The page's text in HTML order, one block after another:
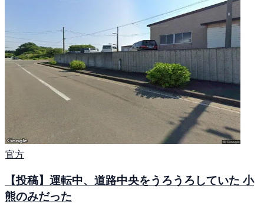
官方
【投稿】運転中、道路中央をうろうろしていた 小
熊のみだった